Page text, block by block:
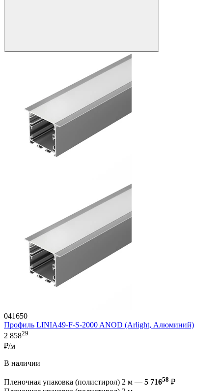
041650
Профиль LINIA49-F-S-2000 ANOD (Arlight, Алюминий)
2 85829
₽/м
В наличии
Пленочная упаковка (полистирол) 2 м — 5 71658 ₽